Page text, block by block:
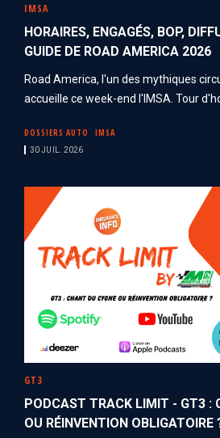
IMSA
HORAIRES, ENGAGÉS, BOP,
GUIDE DE ROAD AMERICA 2026
Road America, l'un des mythiques
accueille ce week-end l'IMSA. Tour
DOSSIERS AUTO IMSA
30 JUIL. 2026
GT3
PODCAST TRACK LIMIT - GT3 :
OU RÉINVENTION OBLIGATOIRE